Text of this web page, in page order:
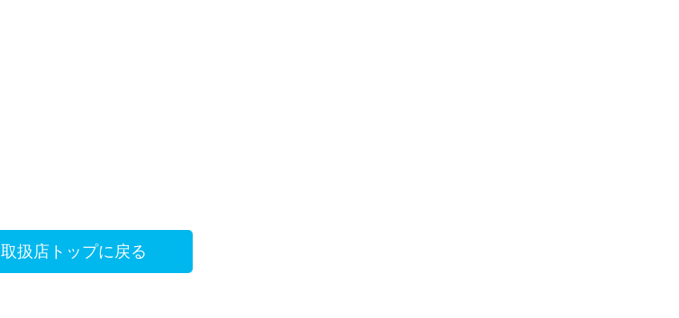
取扱店トップに戻る